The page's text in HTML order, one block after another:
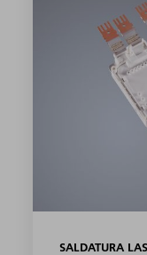
SALDATURA